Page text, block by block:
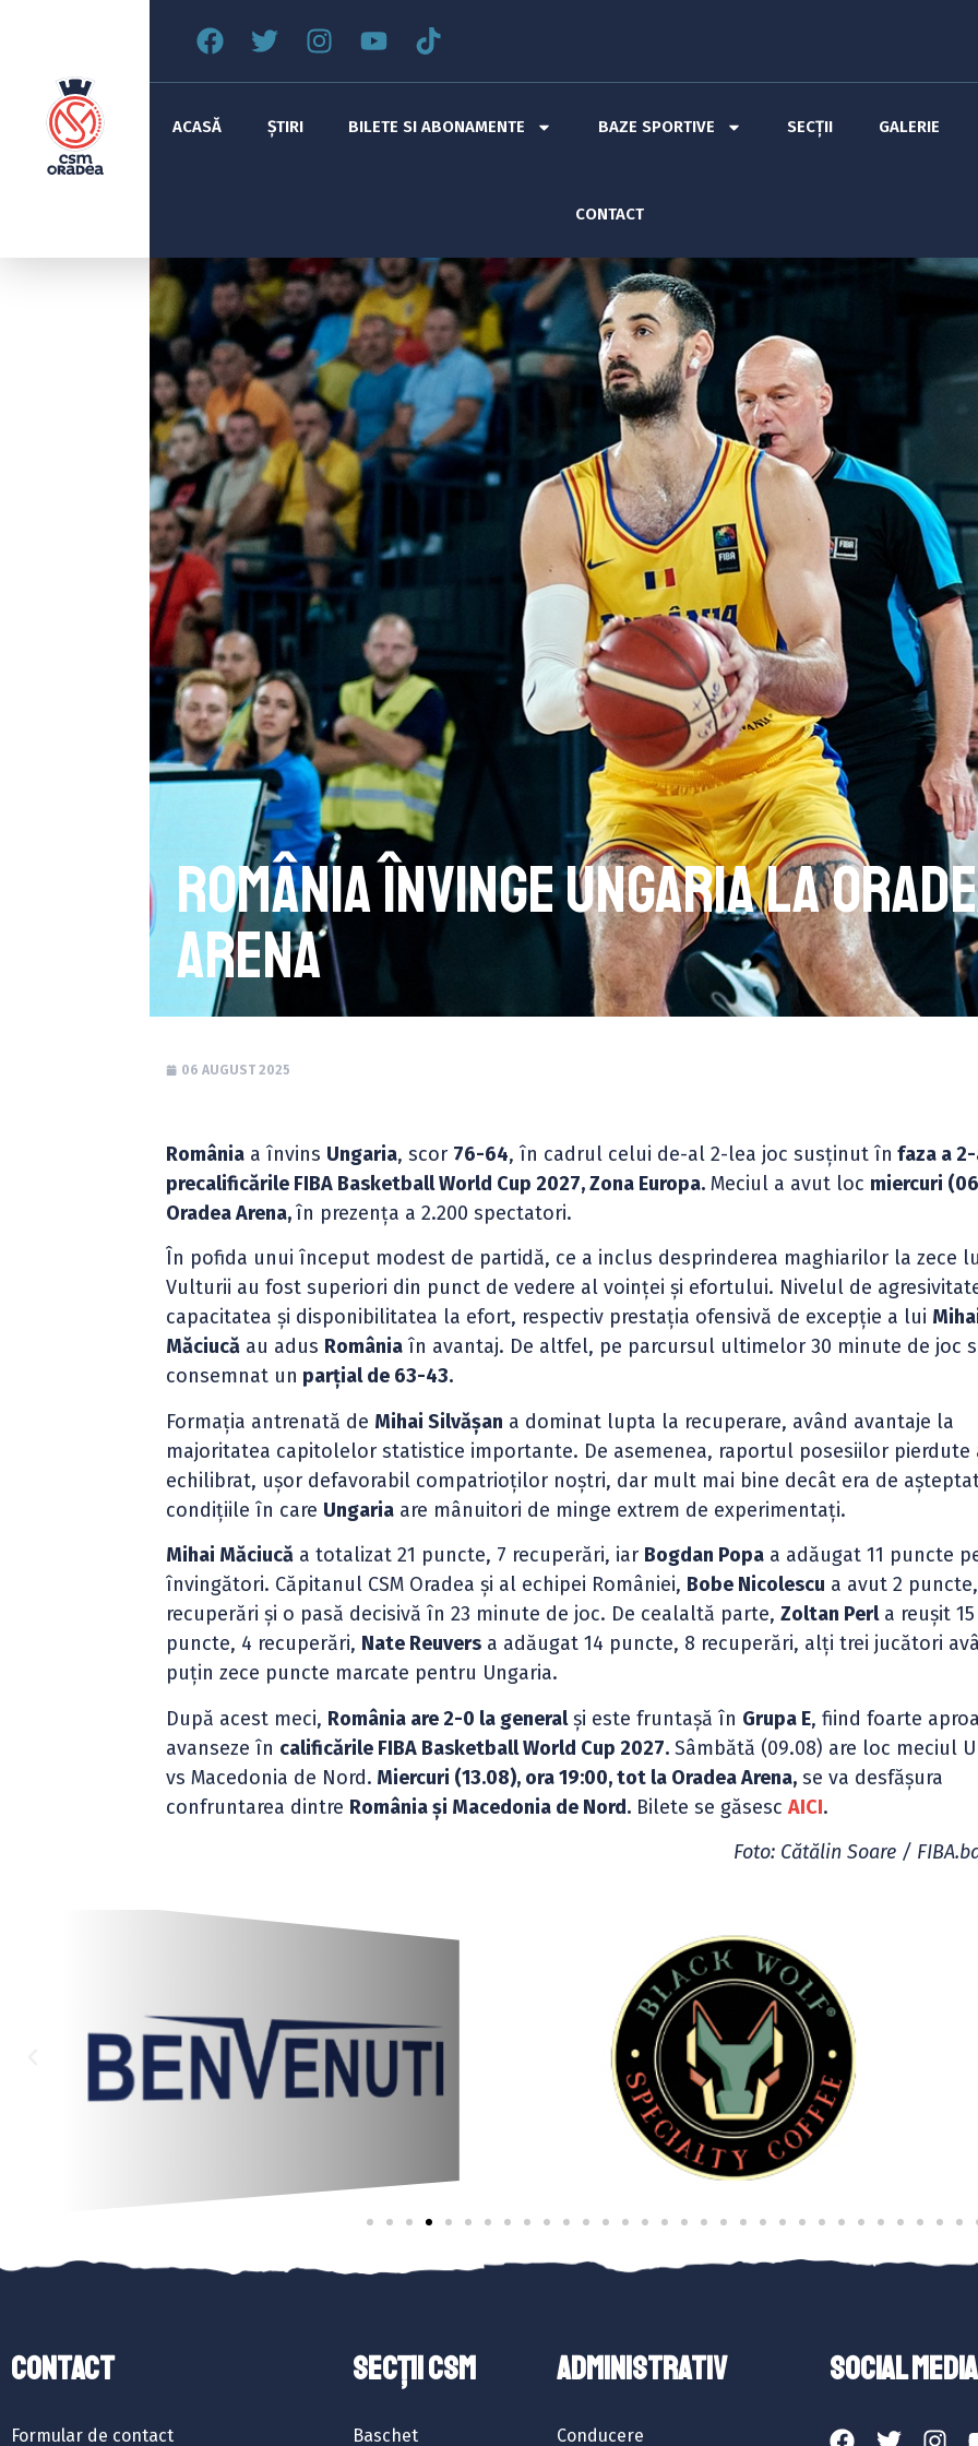
ACASĂ ȘTIRI BILETE SI ABONAMENTE BAZE SPORTIVE SECȚII GALERIE
CONTACT
România învinge Ungaria la
Arena
06 AUGUST 2025
România a învins Ungaria, scor 76-64, în cadrul celui de-al 2-lea joc susținut în faza a
precalificările FIBA Basketball World Cup 2027, Zona Europa. Meciul a avut loc miercuri
Oradea Arena,în prezența a 2.200 spectatori.
În pofida unui început modest de partidă, ce a inclus desprinderea maghiarilor la zece
Vulturii au fost superiori din punct de vedere al voinței și efortului. Nivelul de
capacitatea și disponibilitatea la efort, respectiv prestația ofensivă de excepție a lui
Măciucă au adus România în avantaj. De altfel, pe parcursul ultimelor 30 minute de joc
consemnat un parțial de 63-43.
Formația antrenată de Mihai Silvășan a dominat lupta la recuperare, având avantaje la
majoritatea capitolelor statistice importante. De asemenea, raportul posesiilor pierdute
echilibrat, ușor defavorabil compatrioților noștri, dar mult mai bine decât era de
condițiile în care Ungaria are mânuitori de minge extrem de experimentați.
Mihai Măciucă a totalizat 21 puncte, 7 recuperări, iar Bogdan Popa a adăugat 11 puncte
învingători. Căpitanul CSM Oradea și al echipei României, Bobe Nicolescu a avut 2
recuperări și o pasă decisivă în 23 minute de joc. De cealaltă parte,Zoltan Perla reușit 15
puncte, 4 recuperări, Nate Reuvers a adăugat 14 puncte, 8 recuperări, alți trei jucători
puțin zece puncte marcate pentru Ungaria.
După acest meci, România are 2-0 la generalși este fruntașă în Grupa E, fiind foarte
avanseze în calificările FIBA Basketball World Cup 2027. Sâmbătă (09.08) are loc meciul
vs Macedonia de Nord. Miercuri (13.08), ora 19:00, tot la Oradea Arena, se va desfășura
confruntarea dintre România și Macedonia de Nord. Bilete se găsescAICI.
Foto: Cătălin Soare /
Contact
Formular de contact
SECȚII CSM
Baschet
ADMINISTRATIV
Conducere
SOCIAL MEDIA